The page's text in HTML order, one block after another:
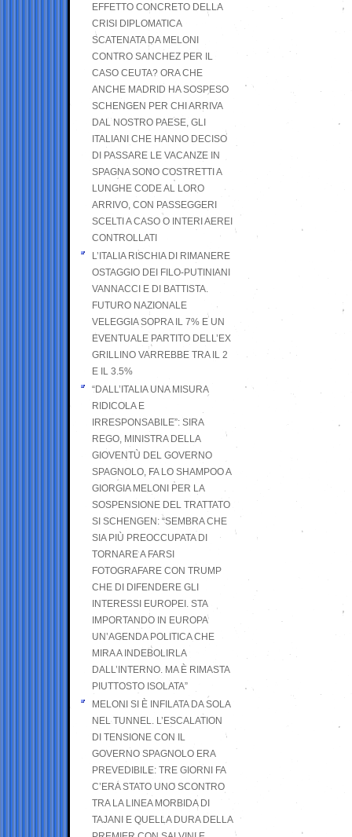
EFFETTO CONCRETO DELLA
CRISI DIPLOMATICA
SCATENATA DA MELONI
CONTRO SANCHEZ PER IL
CASO CEUTA? ORA CHE
ANCHE MADRID HA SOSPESO
SCHENGEN PER CHI ARRIVA
DAL NOSTRO PAESE, GLI
ITALIANI CHE HANNO DECISO
DI PASSARE LE VACANZE IN
SPAGNA SONO COSTRETTI A
LUNGHE CODE AL LORO
ARRIVO, CON PASSEGGERI
SCELTI A CASO O INTERI AEREI
CONTROLLATI
L’ITALIA RISCHIA DI RIMANERE
OSTAGGIO DEI FILO-PUTINIANI
VANNACCI E DI BATTISTA.
FUTURO NAZIONALE
VELEGGIA SOPRA IL 7% E UN
EVENTUALE PARTITO DELL’EX
GRILLINO VARREBBE TRA IL 2
E IL 3.5%
“DALL’ITALIA UNA MISURA
RIDICOLA E
IRRESPONSABILE”: SIRA
REGO, MINISTRA DELLA
GIOVENTÙ DEL GOVERNO
SPAGNOLO, FA LO SHAMPOO A
GIORGIA MELONI PER LA
SOSPENSIONE DEL TRATTATO
SI SCHENGEN: “SEMBRA CHE
SIA PIÙ PREOCCUPATA DI
TORNARE A FARSI
FOTOGRAFARE CON TRUMP
CHE DI DIFENDERE GLI
INTERESSI EUROPEI. STA
IMPORTANDO IN EUROPA
UN’AGENDA POLITICA CHE
MIRA A INDEBOLIRLA
DALL’INTERNO. MA È RIMASTA
PIUTTOSTO ISOLATA”
MELONI SI È INFILATA DA SOLA
NEL TUNNEL. L’ESCALATION
DI TENSIONE CON IL
GOVERNO SPAGNOLO ERA
PREVEDIBILE: TRE GIORNI FA
C’ERA STATO UNO SCONTRO
TRA LA LINEA MORBIDA DI
TAJANI E QUELLA DURA DELLA